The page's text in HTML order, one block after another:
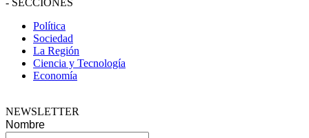
Política
Sociedad
La Región
Ciencia y Tecnología
Economía
NEWSLETTER
Nombre